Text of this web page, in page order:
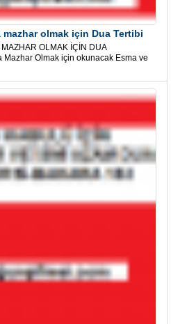
mazhar olmak için Dua Tertibi
OLMAK İÇİN DUA
Mazhar Olmak için okunacak Esma ve